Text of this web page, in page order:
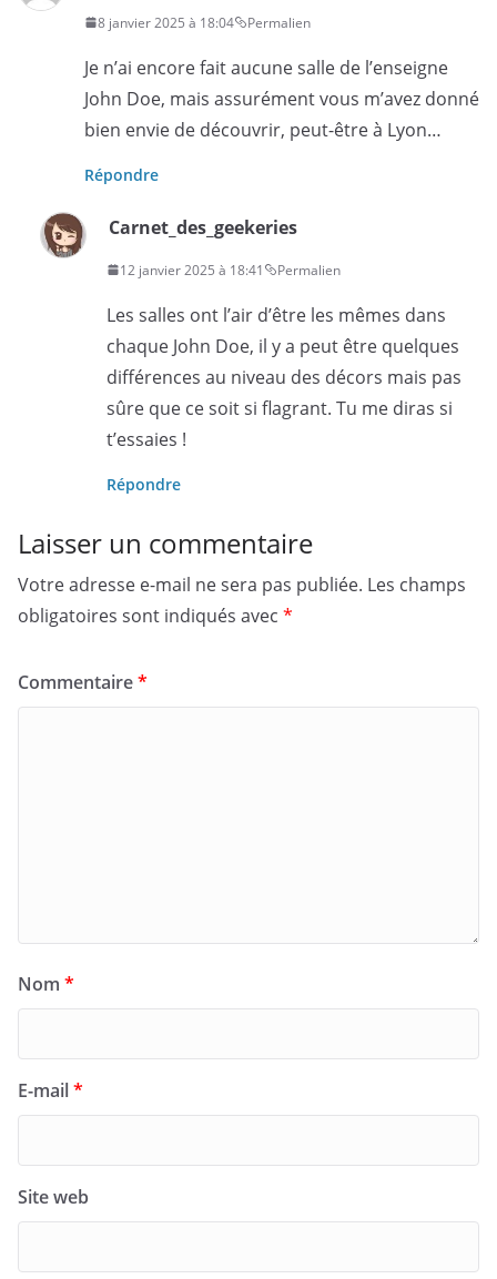
8 janvier 2025 à 18:04 Permalien
Je n’ai encore fait aucune salle de l’enseigne
John Doe, mais assurément vous m’avez donné
bien envie de découvrir, peut-être à Lyon…
Répondre
Carnet_des_geekeries
12 janvier 2025 à 18:41 Permalien
Les salles ont l’air d’être les mêmes dans
chaque John Doe, il y a peut être quelques
différences au niveau des décors mais pas
sûre que ce soit si flagrant. Tu me diras si
t’essaies !
Répondre
Laisser un commentaire
Votre adresse e-mail ne sera pas publiée. Les champs
obligatoires sont indiqués avec *
Commentaire*
Nom *
E-mail*
Site web